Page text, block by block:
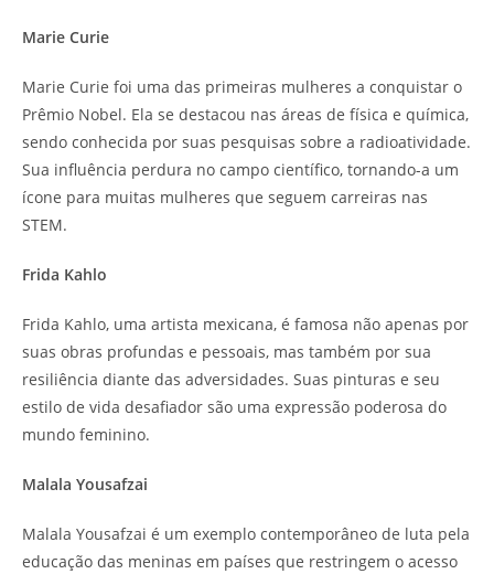
Marie Curie
Marie Curie foi uma das primeiras mulheres a conquistar o
Prêmio Nobel. Ela se destacou nas áreas de física e química,
sendo conhecida por suas pesquisas sobre a radioatividade.
Sua influência perdura no campo científico, tornando-a um
ícone para muitas mulheres que seguem carreiras nas
STEM.
Frida Kahlo
Frida Kahlo, uma artista mexicana, é famosa não apenas por
suas obras profundas e pessoais, mas também por sua
resiliência diante das adversidades. Suas pinturas e seu
estilo de vida desafiador são uma expressão poderosa do
mundo feminino.
Malala Yousafzai
Malala Yousafzai é um exemplo contemporâneo de luta pela
educação das meninas em países que restringem o acesso